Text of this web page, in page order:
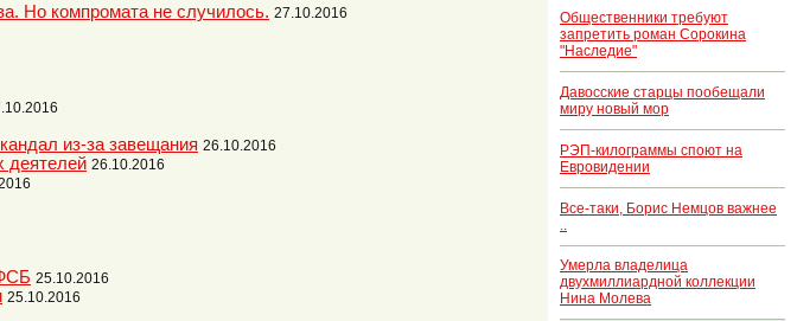
Но компромата не случилось. 27.10.2016
из-за завещания 26.10.2016
деятелей 26.10.2016
25.10.2016
25.10.2016
Общественники требуют
запретить роман Сорокина
"Наследие"
Давосские старцы пообещали
миру новый мор
РЭП-килограммы споют на
Евровидении
Все-таки, Борис Немцов важнее
Умерла владелица
двухмиллиардной коллекции
Нина Молева